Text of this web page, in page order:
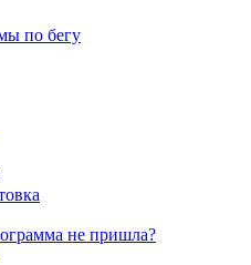
по бегу
не пришла?